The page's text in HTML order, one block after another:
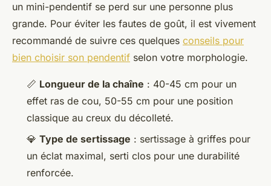
un mini-pendentif se perd sur une personne plus
grande. Pour éviter les fautes de goût, il est vivement
recommandé de suivre ces quelques conseils pour
bien choisir son pendentif selon votre morphologie.
📏 Longueur de la chaîne : 40-45 cm pour un
effet ras de cou, 50-55 cm pour une position
classique au creux du décolleté.
💎 Type de sertissage : sertissage à griffes pour
un éclat maximal, serti clos pour une durabilité
renforcée.